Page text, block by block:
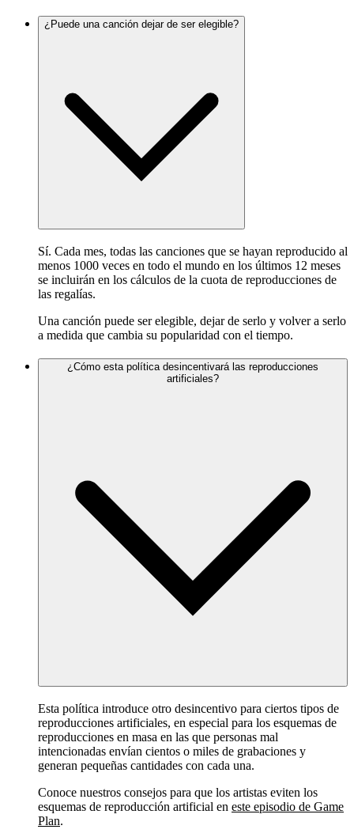
¿Puede una canción dejar de ser elegible?
Sí. Cada mes, todas las canciones que se hayan reproducido al
menos 1000 veces en todo el mundo en los últimos 12 meses
se incluirán en los cálculos de la cuota de reproducciones de
las regalías.
Una canción puede ser elegible, dejar de serlo y volver a serlo
a medida que cambia su popularidad con el tiempo.
¿Cómo esta política desincentivará las reproducciones
artificiales?
Esta política introduce otro desincentivo para ciertos tipos de
reproducciones artificiales, en especial para los esquemas de
reproducciones en masa en las que personas mal
intencionadas envían cientos o miles de grabaciones y
generan pequeñas cantidades con cada una.
Conoce nuestros consejos para que los artistas eviten los
esquemas de reproducción artificial en este episodio de Game
Plan.